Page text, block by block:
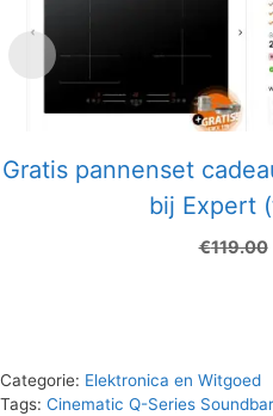
Gratis pannenset
bij Expert
€119.00
Categorie: Elektronica en Witgoed
Tags: Cinematic Q-Series Soundbar